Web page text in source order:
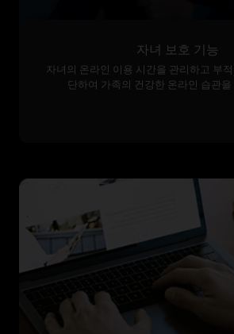
자녀 보호 기능
자녀의 온라인 이용 시간을 관리하고 부
단하여 가족의 건강한 온라인 습관